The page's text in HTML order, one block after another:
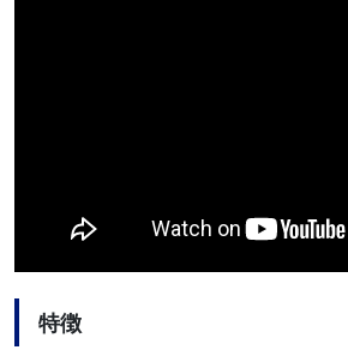
特徴